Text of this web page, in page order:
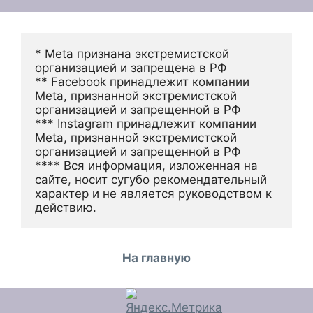
* Meta признана экстремистской
организацией и запрещена в РФ
** Facebook принадлежит компании
Meta, признанной экстремистской
организацией и запрещенной в РФ
*** Instagram принадлежит компании
Meta, признанной экстремистской
организацией и запрещенной в РФ
**** Вся информация, изложенная на
сайте, носит сугубо рекомендательный
характер и не является руководством к
действию.
На главную